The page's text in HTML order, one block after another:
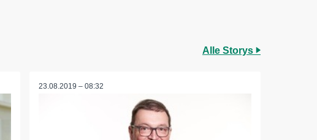
Alle Storys
23.08.2019 – 08:32